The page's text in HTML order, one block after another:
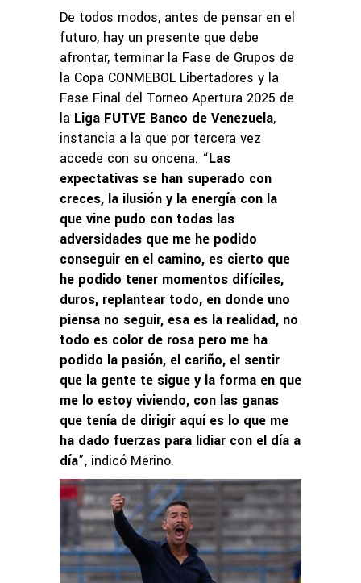
De todos modos, antes de pensar en el
futuro, hay un presente que debe
afrontar, terminar la Fase de Grupos de
la Copa CONMEBOL Libertadores y la
Fase Final del Torneo Apertura 2025 de
la Liga FUTVE Banco de Venezuela,
instancia a la que por tercera vez
accede con su oncena. “Las
expectativas se han superado con
creces, la ilusión y la energía con la
que vine pudo con todas las
adversidades que me he podido
conseguir en el camino, es cierto que
he podido tener momentos difíciles,
duros, replantear todo, en donde uno
piensa no seguir, esa es la realidad, no
todo es color de rosa pero me ha
podido la pasión, el cariño, el sentir
que la gente te sigue y la forma en que
me lo estoy viviendo, con las ganas
que tenía de dirigir aquí es lo que me
ha dado fuerzas para lidiar con el día a
día”, indicó Merino.